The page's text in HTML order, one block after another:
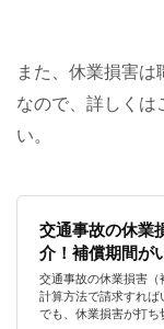
また、休業損害は
なので、詳しくは
い。
交通事故の休業
介！補償期間が
交通事故の休業損害（補償
計算方法で請求すればいいのか 仕事を
でも、休業損害が打ち切